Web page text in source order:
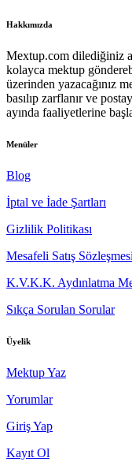
Hakkımızda
Mextup.com dilediğiniz
kolayca mektup
üzerinden yazacağınız
basılıp zarflanır ve
ayında faaliyetlerine
Menüler
Blog
İptal ve İade Şartları
Gizlilik Politikası
Mesafeli Satış Sözleşmesi
K.V.K.K. Aydınlatma
Sıkça Sorulan Sorular
Üyelik
Mektup Yaz
Yorumlar
Giriş Yap
Kayıt Ol